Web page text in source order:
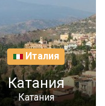
Италия
Катания
Катания